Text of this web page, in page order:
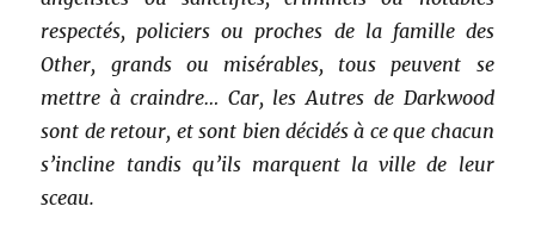
respectés, policiers ou proches de la famille des
Other, grands ou misérables, tous peuvent se
mettre à craindre… Car, les Autres de Darkwood
sont de retour, et sont bien décidés à ce que chacun
s’incline tandis qu’ils marquent la ville de leur
sceau.